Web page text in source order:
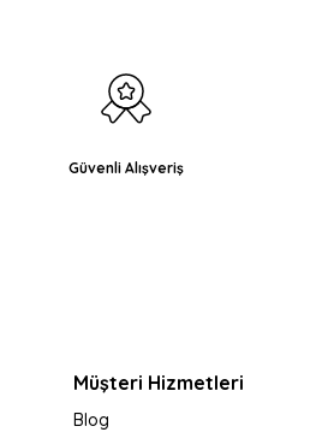
Güvenli Alışveriş
Müşteri Hizmetleri
Blog